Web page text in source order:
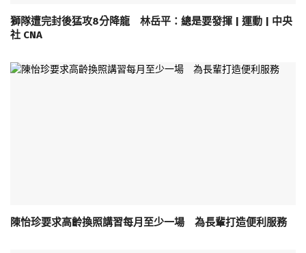
獅隊遭完封後猛攻8分降龍 林岳平：總是要發揮 | 運動 | 中央
社 CNA
陳怡珍要求高齡換照講習每月至少一場 為長輩打造便利服務